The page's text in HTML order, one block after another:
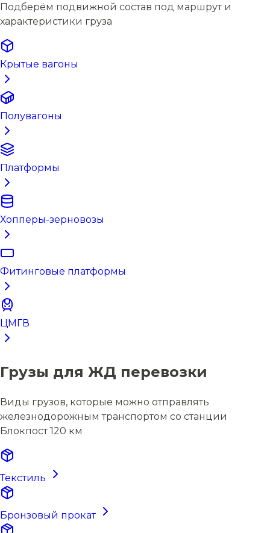
Подберём подвижной состав под маршрут и
характеристики груза
Крытые вагоны
Полувагоны
Платформы
Хопперы-зерновозы
Фитинговые платформы
ЦМГВ
Грузы для ЖД перевозки
Виды грузов, которые можно отправлять
железнодорожным транспортом со станции
Блокпост 120 км
Текстиль
Бронзовый прокат